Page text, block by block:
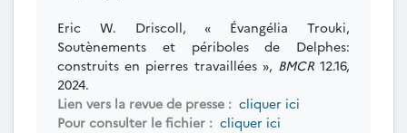
Eric W. Driscoll, « Évangélia Trouki,
Soutènements et périboles de Delphes:
construits en pierres travaillées », BMCR12.16,
2024.
Lien vers la revue de presse : cliquer ici
Pour consulter le fichier : cliquer ici